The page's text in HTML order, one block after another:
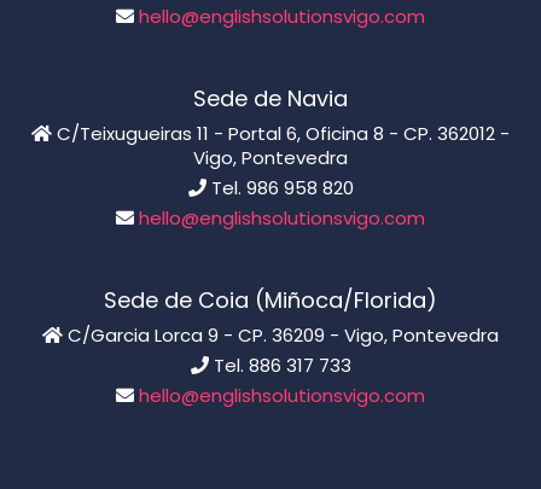
hello@englishsolutionsvigo.com
Sede de Navia
C/Teixugueiras 11 - Portal 6, Oficina 8 - CP. 362012 -
Vigo, Pontevedra
Tel. 986 958 820
hello@englishsolutionsvigo.com
Sede de Coia (Miñoca/Florida)
C/Garcia Lorca 9 - CP. 36209 - Vigo, Pontevedra
Tel. 886 317 733
hello@englishsolutionsvigo.com